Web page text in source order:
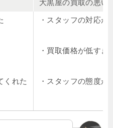
大黒屋の買取の悪い
くれた
・スタッフの対応が
・買取価格が低すぎ
・スタッフの態度が